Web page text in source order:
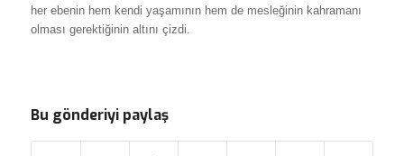
her ebenin hem kendi yaşamının hem de mesleğinin kahramanı
olması gerektiğinin altını çizdi.
Bu gönderiyi paylaş